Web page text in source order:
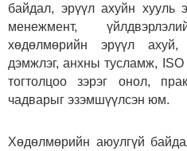
байдал, эрүүл ахуйн хууль
менежмент,
хөдөлмөрийн эрүүл ахуй,
дэмжлэг, анхны тусламж,
тогтолцоо зэрэг онол,
чадварыг эзэмшүүлсэн юм.
Хөдөлмөрийн аюулгүй